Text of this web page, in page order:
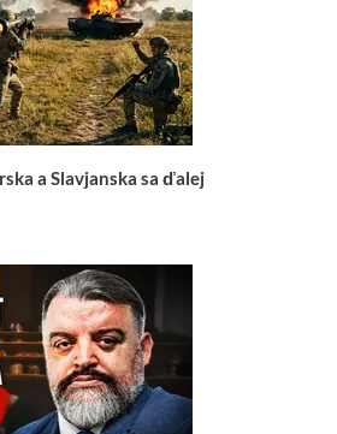
a Slavjanska sa ďalej